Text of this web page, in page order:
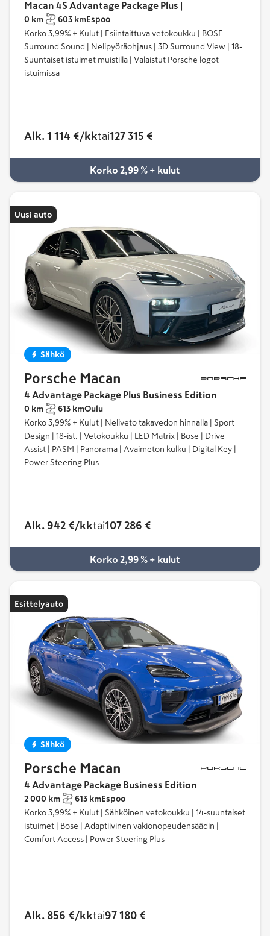
Macan 4S Advantage Package Plus |
0 km 603 km Espoo
Korko 3,99% + Kulut | Esiintaittuva vetokoukku | BOSE
Surround Sound | Nelipyöräohjaus | 3D Surround View | 18-
Suuntaiset istuimet muistilla | Valaistut Porsche logot
istuimissa
Alk. 1 114 €/kktai127 315 €
Korko 2,99 % + kulut
Uusi auto
Sähkö
Porsche Macan
4 Advantage Package Plus Business Edition
0 km 613 kmOulu
Korko 3,99% + Kulut | Neliveto takavedon hinnalla | Sport
Design | 18-ist. | Vetokoukku | LED Matrix | Bose | Drive
Assist | PASM | Panorama | Avaimeton kulku | Digital Key |
Power Steering Plus
Alk. 942 €/kktai107 286 €
Korko 2,99 % + kulut
Esittelyauto
Sähkö
Porsche Macan
4 Advantage Package Business Edition
2 000 km 613 kmEspoo
Korko 3,99% + Kulut | Sähköinen vetokoukku | 14-suuntaiset
istuimet | Bose | Adaptiivinen vakionopeudensäädin |
Comfort Access | Power Steering Plus
Alk. 856 €/kktai97 180 €